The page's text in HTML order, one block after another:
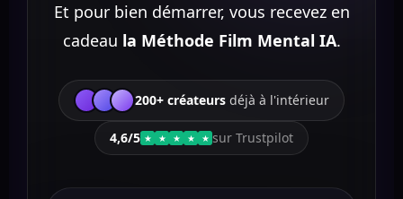
Et pour bien démarrer, vous recevez en
cadeau la Méthode Film Mental IA.
200+ créateurs déjà à l'intérieur
4,6/5 ★ ★ ★ ★ ★ sur Trustpilot